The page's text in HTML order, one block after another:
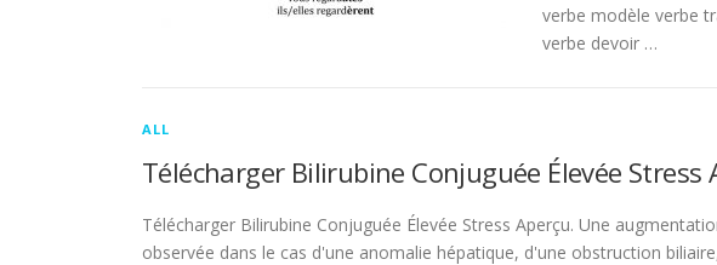
verbe modèle verbe
verbe devoir …
ALL
Télécharger Bilirubine Conjuguée Élevée Stress
Télécharger Bilirubine Conjuguée Élevée Stress Aperçu. Une
observée dans le cas d'une anomalie hépatique, d'une obstruction